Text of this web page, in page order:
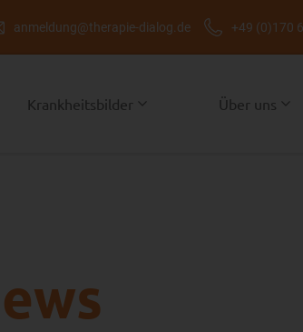
anmeldung@therapie-dialog.de +49 (0)170
Krankheitsbilder Über uns